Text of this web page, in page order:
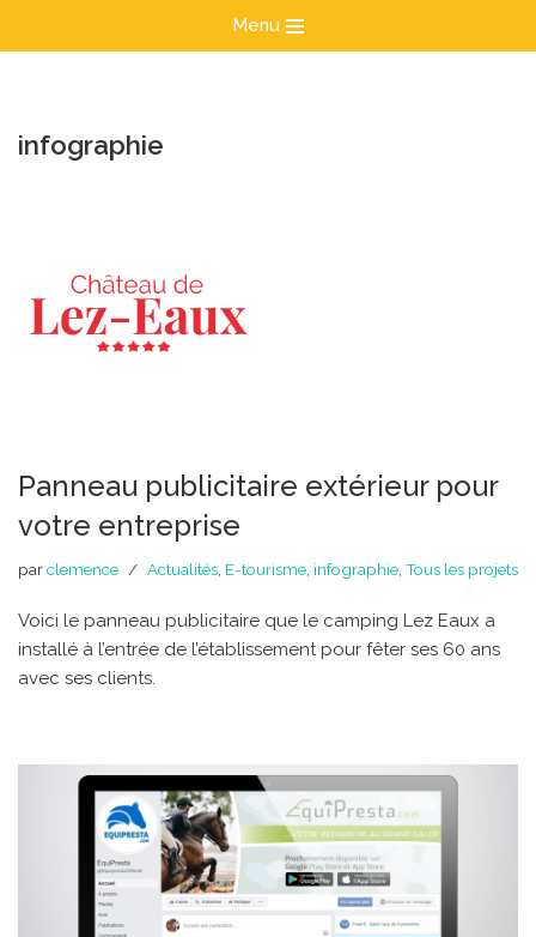
Menu
infographie
Panneau publicitaire extérieur pour
votre entreprise
parclemence Actualités E-tourisme infographie Tous les projets
Voici le panneau publicitaire que le camping Lez Eaux a
installé à l’entrée de l’établissement pour fêter ses 60 ans
avec ses clients.